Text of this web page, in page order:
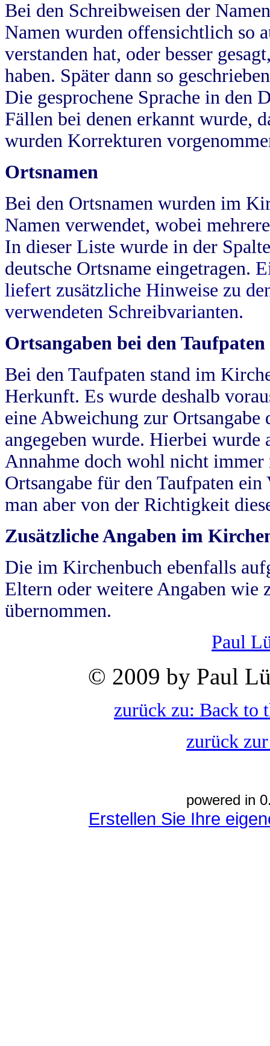
Bei den Schreibweisen der
Namen wurden offensichtlich so
verstanden hat, oder besser
haben. Später dann so
Die gesprochene Sprache in
Fällen bei denen erkannt wurde,
wurden Korrekturen
Ortsnamen
Bei den Ortsnamen wurden im
Namen verwendet, wobei
In dieser Liste wurde in der
deutsche Ortsname eingetragen.
liefert zusätzliche Hinweise zu
verwendeten Schreibvarianten.
Ortsangaben bei den Taufpaten
Bei den Taufpaten stand im
Herkunft. Es wurde deshalb
eine Abweichung zur
angegeben wurde. Hierbei wurde
Annahme doch wohl nicht
Ortsangabe für den Taufpaten
man aber von der Richtigkeit
Zusätzliche Angaben im
Die im Kirchenbuch ebenfalls
Eltern oder weitere Angaben wie
übernommen.
Paul
© 2009 by Paul
zurück zu: Back to
zurück
powered in
Erstellen Sie Ihre